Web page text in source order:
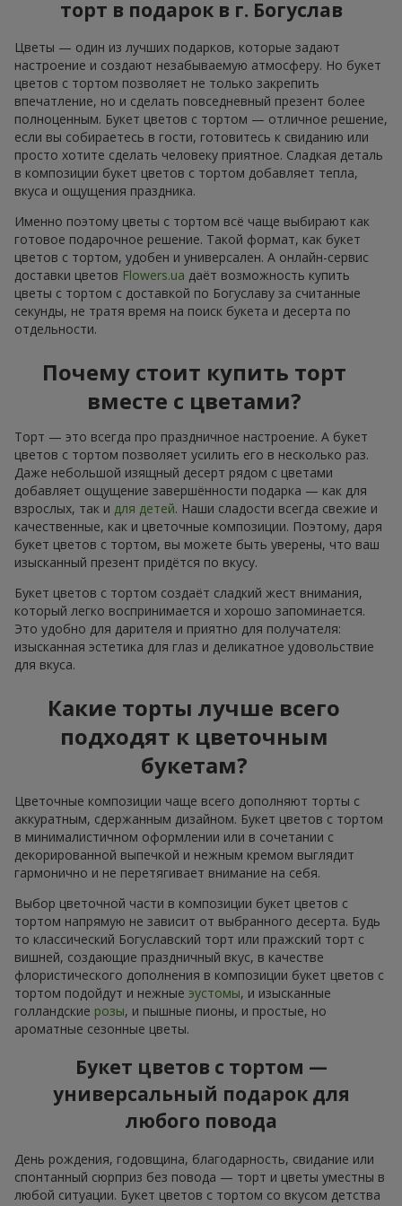
торт в подарок в г. Богуслав
Цветы — один из лучших подарков, которые задают
настроение и создают незабываемую атмосферу. Но букет
цветов с тортом позволяет не только закрепить
впечатление, но и сделать повседневный презент более
полноценным. Букет цветов с тортом — отличное решение,
если вы собираетесь в гости, готовитесь к свиданию или
просто хотите сделать человеку приятное. Сладкая деталь
в композиции букет цветов с тортом добавляет тепла,
вкуса и ощущения праздника.
Именно поэтому цветы с тортом всё чаще выбирают как
готовое подарочное решение. Такой формат, как букет
цветов с тортом, удобен и универсален. А онлайн-сервис
доставки цветов Flowers.ua даёт возможность купить
цветы с тортом с доставкой по Богуславу за считанные
секунды, не тратя время на поиск букета и десерта по
отдельности.
Почему стоит купить торт
вместе с цветами?
Торт — это всегда про праздничное настроение. А букет
цветов с тортом позволяет усилить его в несколько раз.
Даже небольшой изящный десерт рядом с цветами
добавляет ощущение завершённости подарка — как для
взрослых, так и для детей. Наши сладости всегда свежие и
качественные, как и цветочные композиции. Поэтому, даря
букет цветов с тортом, вы можете быть уверены, что ваш
изысканный презент придётся по вкусу.
Букет цветов с тортом создаёт сладкий жест внимания,
который легко воспринимается и хорошо запоминается.
Это удобно для дарителя и приятно для получателя:
изысканная эстетика для глаз и деликатное удовольствие
для вкуса.
Какие торты лучше всего
подходят к цветочным
букетам?
Цветочные композиции чаще всего дополняют торты с
аккуратным, сдержанным дизайном. Букет цветов с тортом
в минималистичном оформлении или в сочетании с
декорированной выпечкой и нежным кремом выглядит
гармонично и не перетягивает внимание на себя.
Выбор цветочной части в композиции букет цветов с
тортом напрямую не зависит от выбранного десерта. Будь
то классический Богуславский торт или пражский торт с
вишней, создающие праздничный вкус, в качестве
флористического дополнения в композиции букет цветов с
тортом подойдут и нежные эустомы, и изысканные
голландские розы, и пышные пионы, и простые, но
ароматные сезонные цветы.
Букет цветов с тортом —
универсальный подарок для
любого повода
День рождения, годовщина, благодарность, свидание или
спонтанный сюрприз без повода — торт и цветы уместны в
любой ситуации. Букет цветов с тортом со вкусом детства